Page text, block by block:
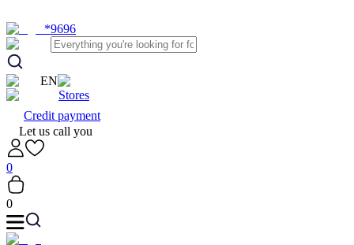
*9696
EN
Stores
Credit payment
Let us call you
0
0